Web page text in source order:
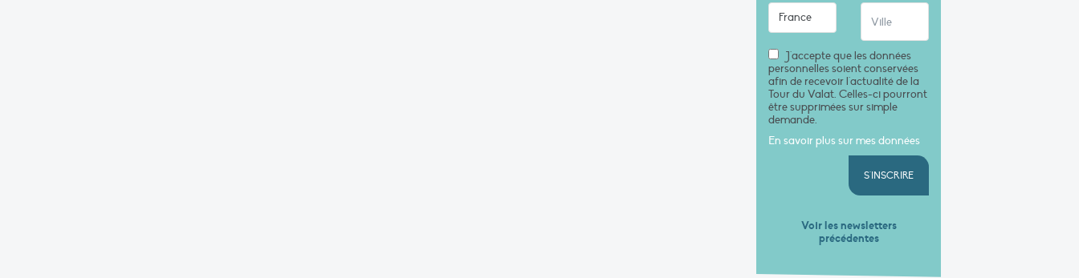
J'accepte que les données
personnelles soient conservées
afin de recevoir l'actualité de la
Tour du Valat. Celles-ci pourront
être supprimées sur simple
demande.
En savoir plus sur mes données
S'INSCRIRE
Voir les newsletters
précédentes